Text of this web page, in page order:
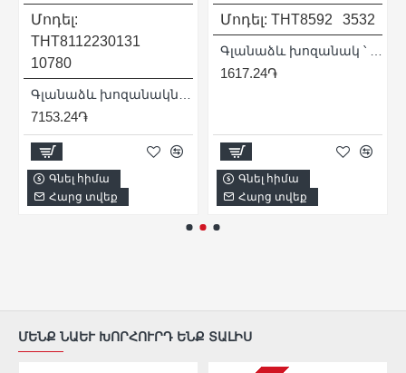
Մոդել:
THT8112230131
10780
7153.24֏
Գնել հիմա
Հարց տվեք
Մոդել: THT8592 3532
1617.24֏
Գնել հիմա
Հարց տվեք
ՄԵՆՔ ՆԱԵՒ ԽՈՐՀՈՒՐԴ ԵՆՔ ՏԱԼԻՍ